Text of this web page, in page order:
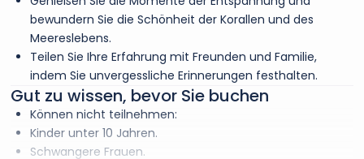
Möglichkeit, neue Freunde zu finden, während Sie den
Meeresboden erkunden. Ihr Tauchlehrer wird auch Fotos
von Ihren unvergesslichen Momenten machen, so dass Sie
sich entspannen und diesen Vorgeschmack auf das
Tauchen in vollen Zügen genießen können.
bewundern Sie die Schönheit der Korallen und des
Meereslebens.
Teilen Sie Ihre Erfahrung mit Freunden und Familie,
indem Sie unvergessliche Erinnerungen festhalten.
Gut zu wissen, bevor Sie buchen
Können nicht teilnehmen:
Kinder unter 10 Jahren.
Schwangere Frauen.